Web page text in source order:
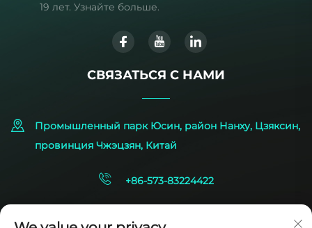
19 лет. Узнайте больше.
СВЯЗАТЬСЯ С НАМИ
Промышленный парк Юсин, район Нанху, Цзяксин,
провинция Чжэцзян, Китай
+86-573-83224422